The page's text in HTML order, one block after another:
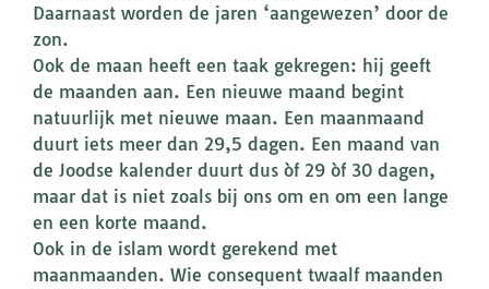
Daarnaast worden de jaren ‘aangewezen’ door de
zon.
Ook de maan heeft een taak gekregen: hij geeft
de maanden aan. Een nieuwe maand begint
natuurlijk met nieuwe maan. Een maanmaand
duurt iets meer dan 29,5 dagen. Een maand van
de Joodse kalender duurt dus òf 29 òf 30 dagen,
maar dat is niet zoals bij ons om en om een lange
en een korte maand.
Ook in de islam wordt gerekend met
maanmaanden. Wie consequent twaalf maanden